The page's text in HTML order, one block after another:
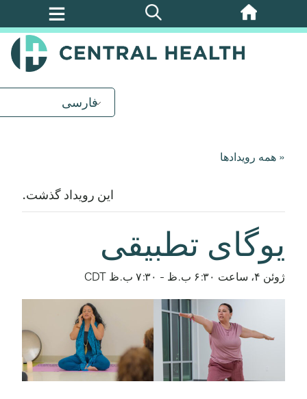
پرش
فارسی
« همه رویدادها
این رویداد گذشت.
یوگای تطبیقی
ژوئن ۴، ساعت ۶:۳۰ ب.ظ - ۷:۳۰ ب.ظ CDT